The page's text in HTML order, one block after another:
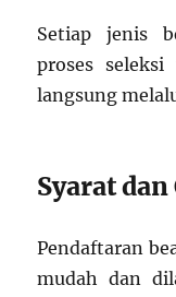
Setiap jenis
proses
langsung
Syarat
Pendaftaran
mudah dan